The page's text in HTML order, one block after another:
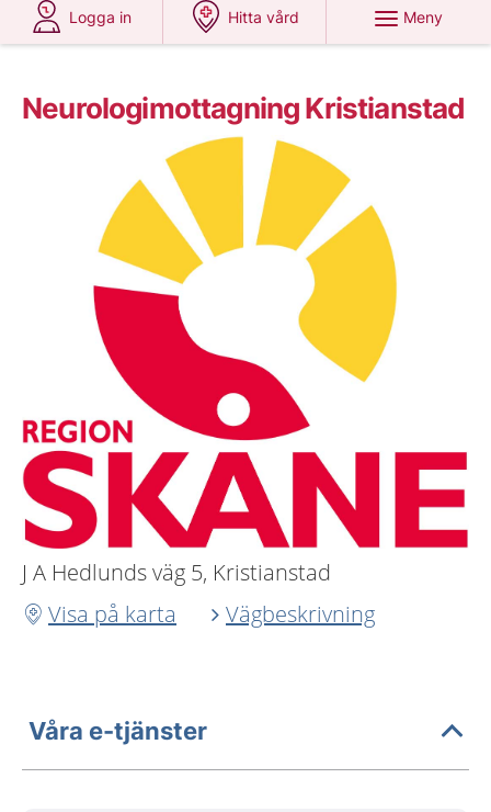
Logga in
Hitta vård
Meny
Neurologimottagning Kristianstad
J A Hedlunds väg 5, Kristianstad
Visa på karta
Vägbeskrivning
Våra e-tjänster